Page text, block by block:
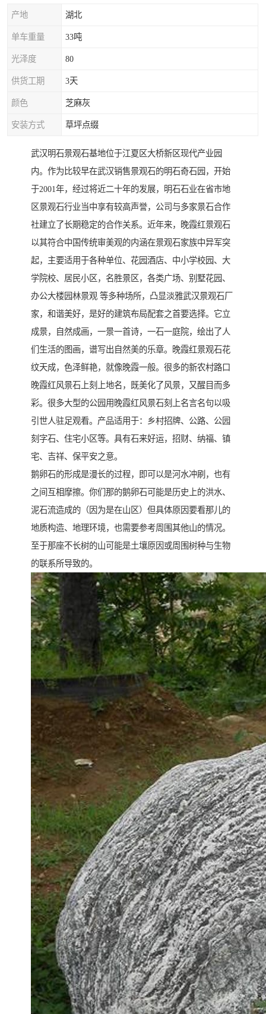
产地 湖北
单车重量 33吨
光泽度 80
供货工期 3天
颜色 芝麻灰
安装方式 草坪点缀
武汉明石景观石基地位于江夏区大桥新区现代产业园
内。作为比较早在武汉销售景观石的明石奇石园，开始
于2001年，经过将近二十年的发展，明石石业在省市地
区景观石行业当中享有较高声誉，公司与多家景石合作
社建立了长期稳定的合作关系。近年来，晚霞红景观石
以其符合中国传统审美观的内涵在景观石家族中异军突
起，主要适用于各种单位、花园酒店、中小学校园、大
学院校、居民小区，名胜景区，各类广场、别墅花园、
办公大楼园林景观 等多种场所，凸显淡雅武汉景观石厂
家，和谐美好，是好的建筑布局配套之首要选择。它立
成景，自然成画，一景一首诗，一石一庭院，绘出了人
们生活的图画，谱写出自然美的乐章。晚霞红景观石花
纹天成，色泽鲜艳，就像晚霞一般。很多的新农村路口
晚霞红风景石上刻上地名，既美化了风景，又醒目而多
彩。很多大型的公园用晚霞红风景石刻上名言名句以吸
引世人驻足观看。产品适用于：乡村招牌、公路、公园
刻字石、住宅小区等。具有石来好运，招财、纳福、镇
宅、吉祥、保平安之意。
鹅卵石的形成是漫长的过程，即可以是河水冲刷，也有
之间互相摩擦。你们那的鹅卵石可能是历史上的洪水、
泥石流造成的（因为是在山区）但具体原因要看那儿的
地质构造、地理环境，也需要参考周围其他山的情况。
至于那座不长树的山可能是土壤原因或周围树种与生物
的联系所导致的。